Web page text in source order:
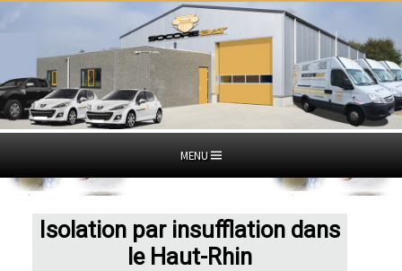
MENU
Isolation par insufflation dans
le Haut-Rhin